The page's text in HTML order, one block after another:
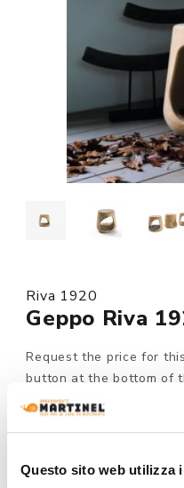
Questo sito web utilizza
Riva 1920
Geppo Riva
Request the price for
button at the bottom of
Made to order
MODEL :